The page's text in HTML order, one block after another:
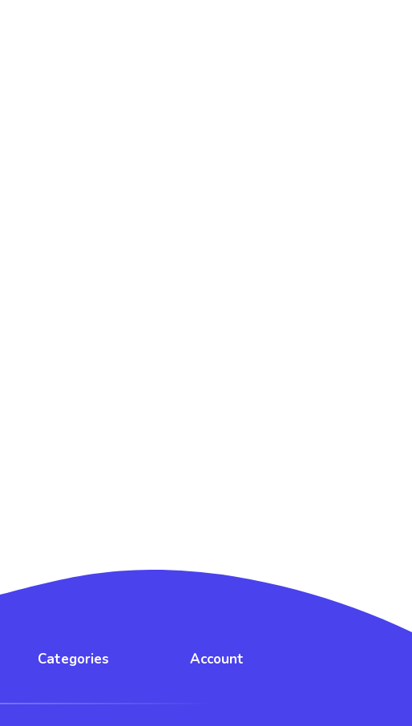
Categories Account